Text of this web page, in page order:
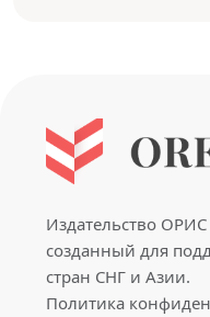
Издательство
созданный для
стран СНГ и Азии.
Политика